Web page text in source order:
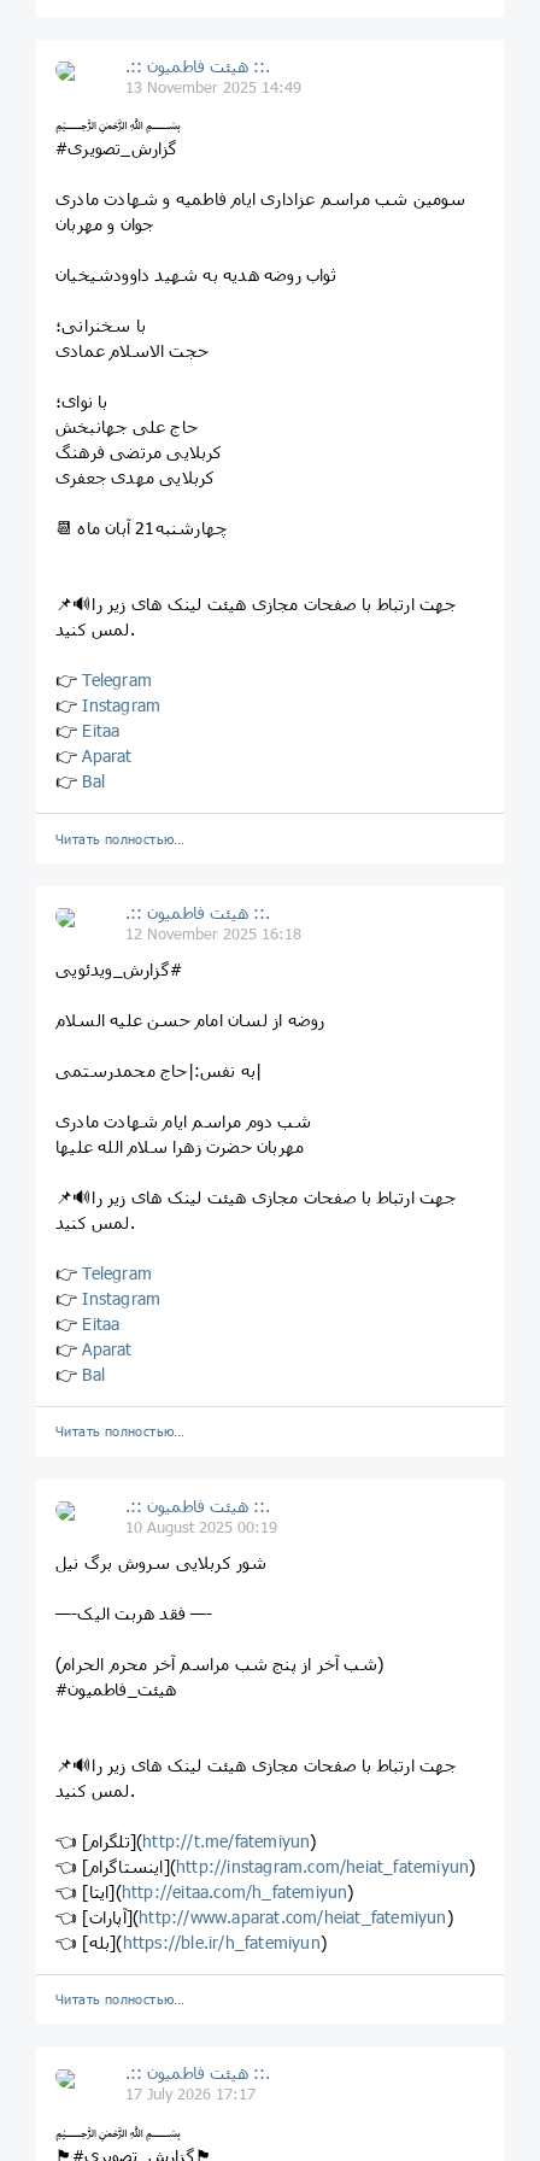
.:: هیئت فاطمیون ::.
13 November 2025 14:49
﷽‌
#گزارش_تصویری
سومین شب مراسم عزاداری ایام فاطمیه و شهادت مادری
جوان و مهربان
ثواب روضه هدیه به شهید داوودشیخیان
با سخنرانی؛
حجت الاسلام عمادی
با نوای؛
حاج علی جهانبخش
کربلایی مرتضی فرهنگ
کربلایی مهدی جعفری
📆 چهارشنبه21 آبان ماه
📌🔊جهت ارتباط با صفحات مجازی هیئت لینک های زیر را
لمس کنید.
👉Telegram
👉Instagram
👉 Eitaa
👉Aparat
👉 Bal
Читать полностью…
.:: هیئت فاطمیون ::.
12 November 2025 16:18
⁨ #گزارش_ویدئویی
روضه از لسان امام حسن علیه السلام
به نفس:|حاج محمدرستمی|
شب دوم مراسم ایام شهادت مادری
مهربان حضرت زهرا سلام الله علیها
📌🔊جهت ارتباط با صفحات مجازی هیئت لینک های زیر را
لمس کنید.
👉Telegram
👉Instagram
👉 Eitaa
👉Aparat
👉 Bal
Читать полностью…
.:: هیئت فاطمیون ::.
10 August 2025 00:19
شور کربلایی سروش برگ نیل
—-فقد هربت الیک —-
(شب آخر از پنج شب مراسم آخر محرم الحرام)
#هیئت_فاطمیون
📌🔊جهت ارتباط با صفحات مجازی هیئت لینک های زیر را
لمس کنید.
👈 [تلگرام](http://t.me/fatemiyun)
👈 [اینستاگرام](http://instagram.com/heiat_fatemiyun)
👈 [ایتا](http://eitaa.com/h_fatemiyun)
👈 [آپارات](http://www.aparat.com/heiat_fatemiyun)
👈 [بله](https://ble.ir/h_fatemiyun)
Читать полностью…
.:: هیئت فاطمیون ::.
17 July 2026 17:17
﷽⁦
🏴#گزارش_تصویری🏴